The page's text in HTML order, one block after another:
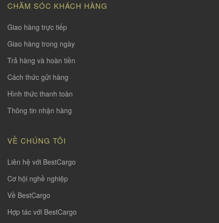
CHĂM SÓC KHÁCH HÀNG
Giao hàng trực tiếp
Giao hàng trong ngày
Trả hàng và hoàn tiền
Cách thức gửi hàng
Hình thức thanh toàn
Thông tin nhận hàng
VỀ CHÚNG TÔI
Liên hệ với BestCargo
Cơ hội nghề nghiệp
Về BestCargo
Hợp tác với BestCargo